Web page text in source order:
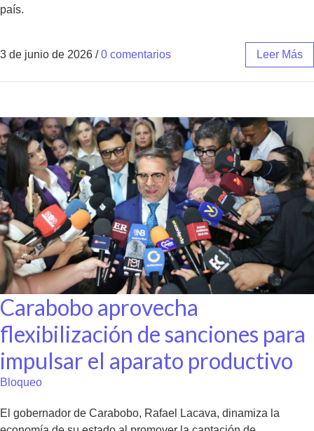
país.
3 de junio de 2026 / 0 comentarios Leer Más
Carabobo aprovecha
flexibilización de sanciones para
impulsar el aparato productivo
Bloqueo
El gobernador de Carabobo, Rafael Lacava, dinamiza la